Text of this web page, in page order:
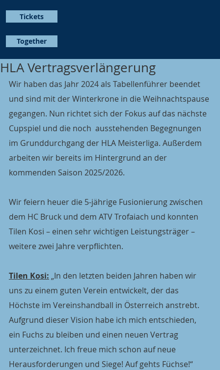
Together
Tickets
HLA Vertragsverlängerung
Wir haben das Jahr 2024 als Tabellenführer beendet
und sind mit der Winterkrone in die Weihnachtspause
gegangen. Nun richtet sich der Fokus auf das nächste
Cupspiel und die noch  ausstehenden Begegnungen
im Grunddurchgang der HLA Meisterliga. Außerdem
arbeiten wir bereits im Hintergrund an der
kommenden Saison 2025/2026.
Wir feiern heuer die 5-jährige Fusionierung zwischen
dem HC Bruck und dem ATV Trofaiach und konnten
Tilen Kosi – einen sehr wichtigen Leistungsträger –
weitere zwei Jahre verpflichten.
Tilen Kosi: „In den letzten beiden Jahren haben wir
uns zu einem guten Verein entwickelt, der das
Höchste im Vereinshandball in Österreich anstrebt.
Aufgrund dieser Vision habe ich mich entschieden,
ein Fuchs zu bleiben und einen neuen Vertrag
unterzeichnet. Ich freue mich schon auf neue
Herausforderungen und Siege! Auf gehts Füchse!“